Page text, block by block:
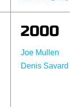
2000
Joe Mullen
Denis Savard